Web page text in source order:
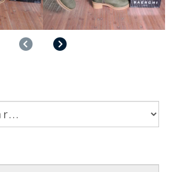
AnteriorSiguiente